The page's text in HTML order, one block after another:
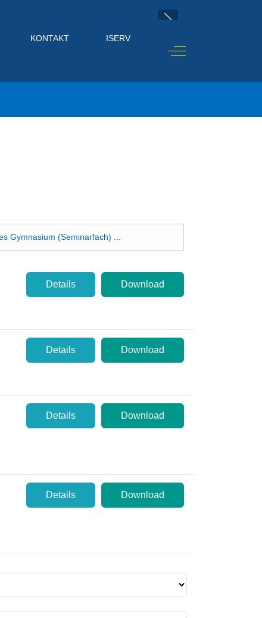
KONTAKT ISERV
Off-Canvas Toggle
Gymnasium (Seminarfach) ...
Download
Details
Download
Details
Download
Details
Download
Details